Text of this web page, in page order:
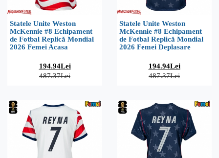
Statele Unite Weston
McKennie #8 Echipament
de Fotbal Replică Mondial
2026 Femei Acasa
194.94Lei
487.37Lei
Statele Unite Weston
McKennie #8 Echipament
de Fotbal Replică Mondial
2026 Femei Deplasare
194.94Lei
487.37Lei